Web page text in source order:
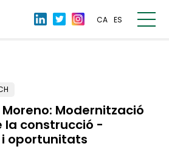
CA ES
Modernització
la construcció -
oportunitats